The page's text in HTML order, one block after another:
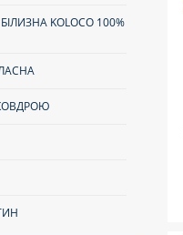
KOLOCO 100%